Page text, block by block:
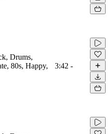
Drums,
80s, Happy,
3:42 -